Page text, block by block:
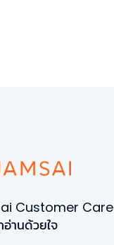
Customer Care
านด้วยใจ